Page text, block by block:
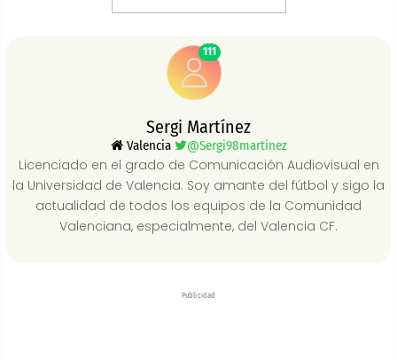
111
Sergi Martínez
Valencia @Sergi98martinez
Licenciado en el grado de Comunicación Audiovisual en
la Universidad de Valencia. Soy amante del fútbol y sigo la
actualidad de todos los equipos de la Comunidad
Valenciana, especialmente, del Valencia CF.
Publicidad